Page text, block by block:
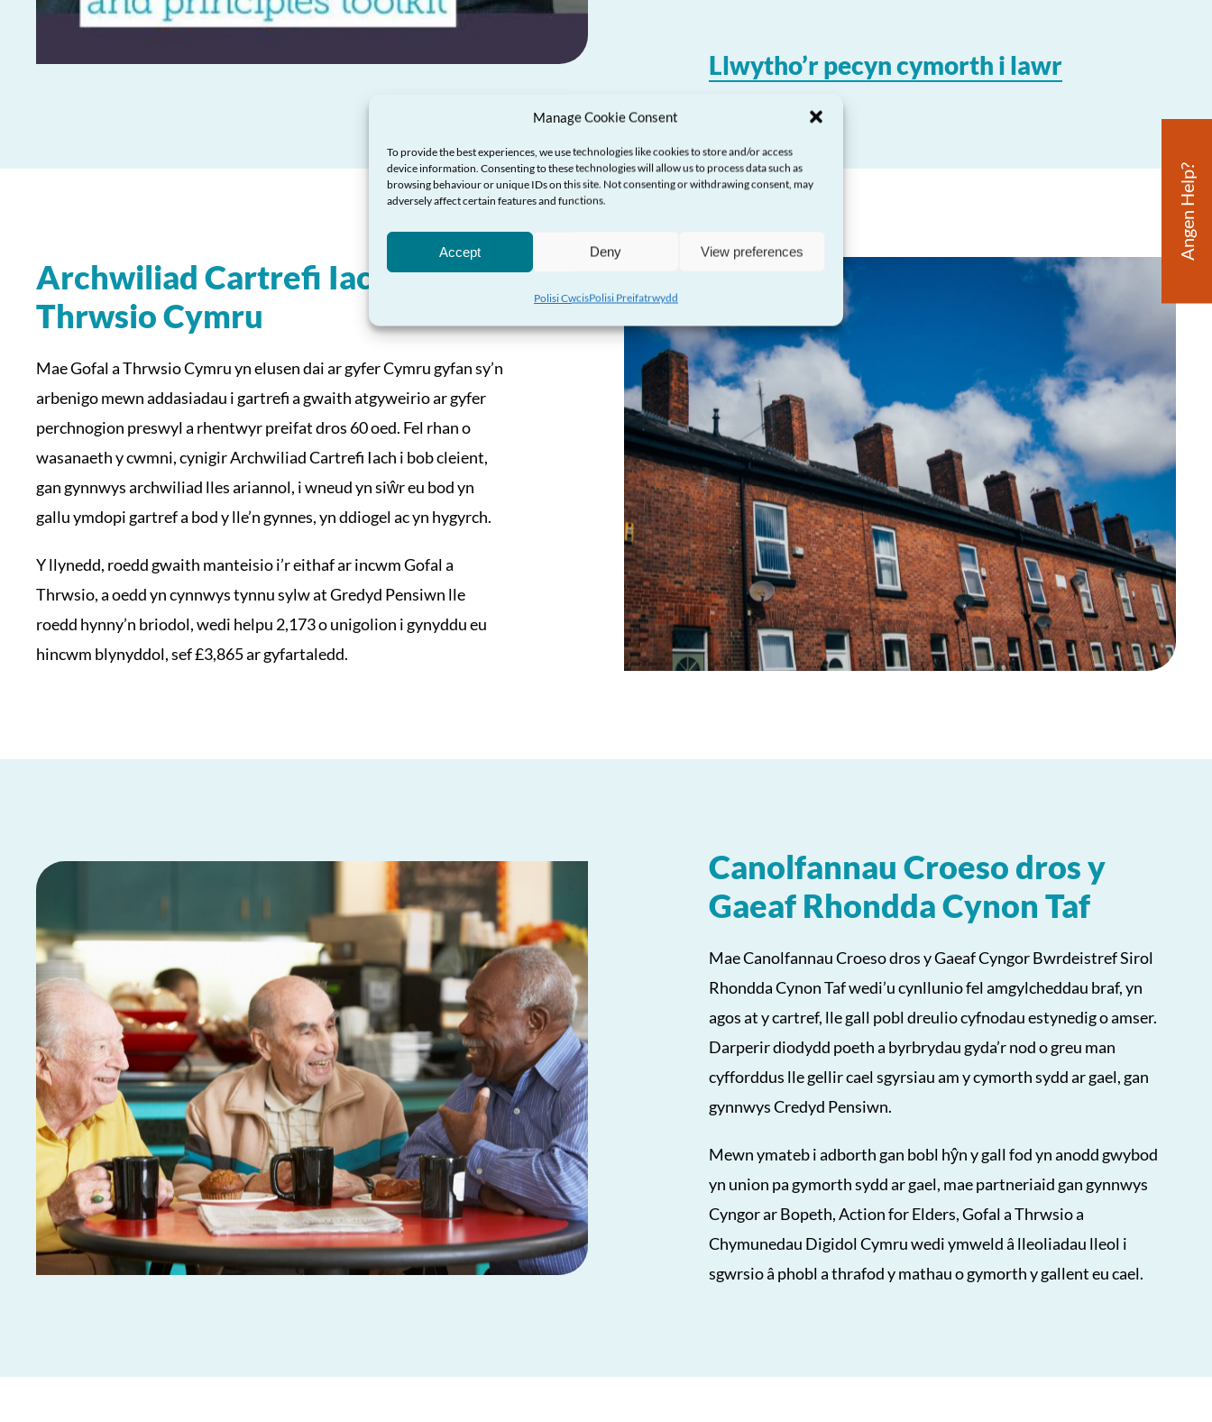
Manage Cookie Consent
To provide the best experiences, we use technologies like cookies to store and/or access
device information. Consenting to these technologies will allow us to process data such as
browsing behaviour or unique IDs on this site. Not consenting or withdrawing consent, may
adversely affect certain features and functions.
Accept Deny View preferences
Polisi CwcisPolisi Preifatrwydd
Angen Help?
Llwytho’r pecyn cymorth i lawr
Archwiliad Cartrefi Iach Gofal a
Thrwsio Cymru
Mae Gofal a Thrwsio Cymru yn elusen dai ar gyfer Cymru gyfan sy’n
arbenigo mewn addasiadau i gartrefi a gwaith atgyweirio ar gyfer
perchnogion preswyl a rhentwyr preifat dros 60 oed. Fel rhan o
wasanaeth y cwmni, cynigir Archwiliad Cartrefi Iach i bob cleient,
gan gynnwys archwiliad lles ariannol, i wneud yn siŵr eu bod yn
gallu ymdopi gartref a bod y lle’n gynnes, yn ddiogel ac yn hygyrch.
Y llynedd, roedd gwaith manteisio i’r eithaf ar incwm Gofal a
Thrwsio, a oedd yn cynnwys tynnu sylw at Gredyd Pensiwn lle
roedd hynny’n briodol, wedi helpu 2,173 o unigolion i gynyddu eu
hincwm blynyddol, sef £3,865 ar gyfartaledd.
Canolfannau Croeso dros y
Gaeaf Rhondda Cynon Taf
Mae Canolfannau Croeso dros y Gaeaf Cyngor Bwrdeistref Sirol
Rhondda Cynon Taf wedi’u cynllunio fel amgylcheddau braf, yn
agos at y cartref, lle gall pobl dreulio cyfnodau estynedig o amser.
Darperir diodydd poeth a byrbrydau gyda’r nod o greu man
cyfforddus lle gellir cael sgyrsiau am y cymorth sydd ar gael, gan
gynnwys Credyd Pensiwn.
Mewn ymateb i adborth gan bobl hŷn y gall fod yn anodd gwybod
yn union pa gymorth sydd ar gael, mae partneriaid gan gynnwys
Cyngor ar Bopeth, Action for Elders, Gofal a Thrwsio a
Chymunedau Digidol Cymru wedi ymweld â lleoliadau lleol i
sgwrsio â phobl a thrafod y mathau o gymorth y gallent eu cael.